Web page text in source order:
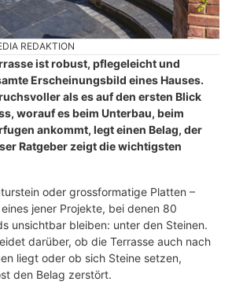
REDAKTION
ist robust, pflegeleicht und
Erscheinungsbild eines Hauses.
als es auf den ersten Blick
worauf es beim Unterbau, beim
ankommt, legt einen Belag, der
Ratgeber zeigt die wichtigsten
oder grossformatige Platten –
jener Projekte, bei denen 80
unsichtbar bleiben: unter den Steinen.
darüber, ob die Terrasse auch nach
liegt oder ob sich Steine setzen,
den Belag zerstört.